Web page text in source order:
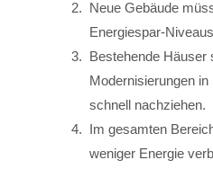
Neue Gebäude
Energiespar-
Bestehende Häuser
Modernisierungen
schnell nachziehen.
Im gesamten
weniger Energie